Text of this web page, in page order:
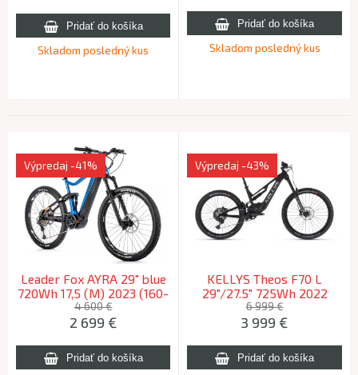
Skladom posledný kus Skladom posledný kus
Leader Fox AYRA 29" blue
720Wh 17,5 (M) 2023 (160-
170cm)
Výpredaj -41%
4 600 €
2 699 €
KELLYS Theos F70 L
29"/27.5" 725Wh 2022
(180-200cm)
Výpredaj -43%
6 999 €
3 999 €